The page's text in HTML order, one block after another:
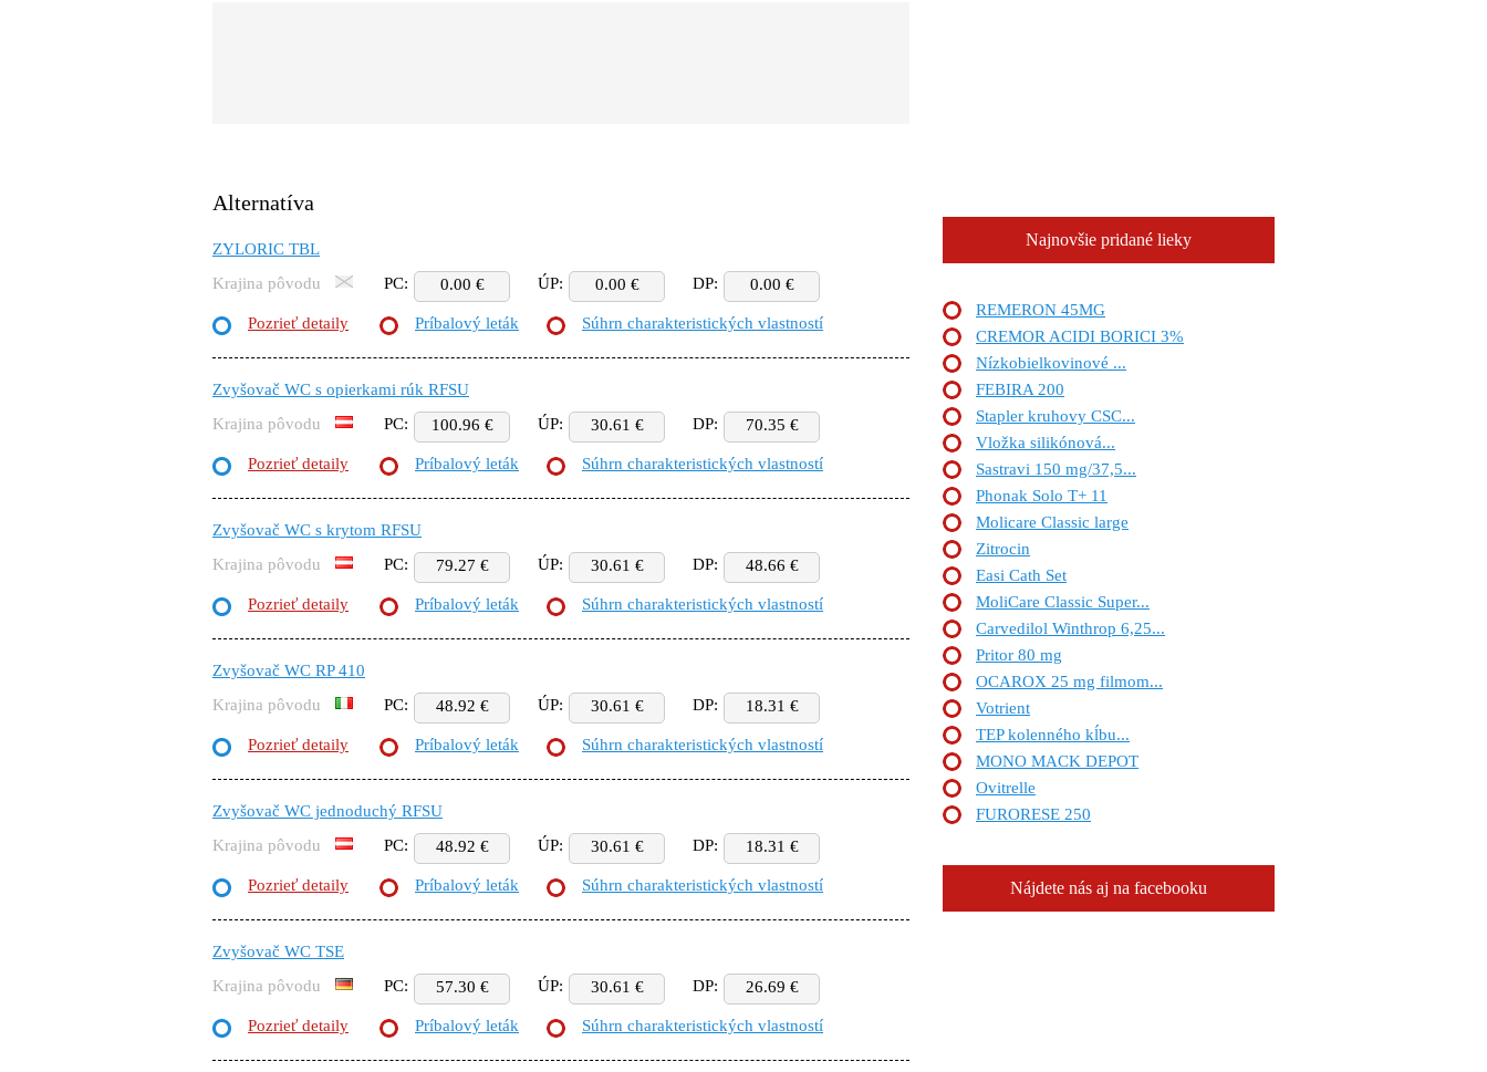
Alternatíva
ZYLORIC TBL
Krajina pôvodu
PC: 0.00 € ÚP: 0.00 € DP: 0.00 €
Pozrieť detaily Príbalový leták Súhrn charakteristických vlastností
Zvyšovač WC s opierkami rúk RFSU
Krajina pôvodu
PC: 100.96 € ÚP: 30.61 € DP: 70.35 €
Pozrieť detaily Príbalový leták Súhrn charakteristických vlastností
Zvyšovač WC s krytom RFSU
Krajina pôvodu
PC: 79.27 € ÚP: 30.61 € DP: 48.66 €
Pozrieť detaily Príbalový leták Súhrn charakteristických vlastností
Zvyšovač WC RP 410
Krajina pôvodu
PC: 48.92 € ÚP: 30.61 € DP: 18.31 €
Pozrieť detaily Príbalový leták Súhrn charakteristických vlastností
Zvyšovač WC jednoduchý RFSU
Krajina pôvodu
PC: 48.92 € ÚP: 30.61 € DP: 18.31 €
Pozrieť detaily Príbalový leták Súhrn charakteristických vlastností
Zvyšovač WC TSE
Krajina pôvodu
PC: 57.30 € ÚP: 30.61 € DP: 26.69 €
Pozrieť detaily Príbalový leták Súhrn charakteristických vlastností
Najnovšie pridané lieky
REMERON 45MG
CREMOR ACIDI BORICI 3%
Nízkobielkovinové ...
FEBIRA 200
Stapler kruhovy CSC...
Vložka silikónová...
Sastravi 150 mg/37,5...
Phonak Solo T+ 11
Molicare Classic large
Zitrocin
Easi Cath Set
MoliCare Classic Super...
Carvedilol Winthrop 6,25...
Pritor 80 mg
OCAROX 25 mg filmom...
Votrient
TEP kolenného kĺbu...
MONO MACK DEPOT
Ovitrelle
FURORESE 250
Nájdete nás aj na facebooku